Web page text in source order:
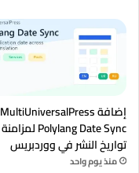
إضافة MultiUniversalPress
Polylang Date Sync لمزامنة
تواريخ النشر في ووردبريس
منذ يوم واحد